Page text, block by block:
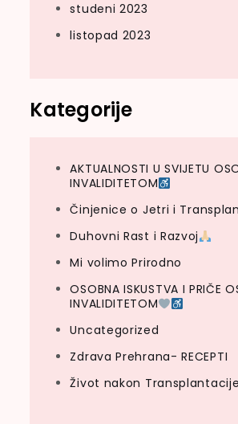
studeni 2023
listopad 2023
Kategorije
AKTUALNOSTI U SVIJETU
INVALIDITETOM
Činjenice o Jetri i
Duhovni Rast i Razvoj
Mi volimo Prirodno
OSOBNA ISKUSTVA I PRIČE
INVALIDITETOM
Uncategorized
Zdrava Prehrana- RECEPTI
Život nakon Transplantacije